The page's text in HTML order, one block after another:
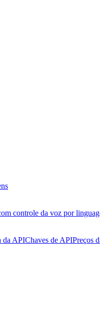
controle da voz por
da APIChaves de APIPreços